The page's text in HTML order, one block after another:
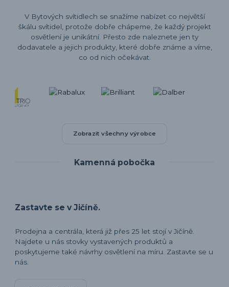
V Bytových svítidlech se snažíme nabízet co největší
škálu svítidel, protože dobře chápeme, že každý projekt
osvětlení je unikátní. Přesto zde naleznete jen ty
dodavatele a jejich produkty, které dobře známe a víme,
co od nich očekávat.
Zobrazit všechny výrobce
Kamenná pobočka
Zastavte se v Jičíně.
Prodejna a centrála, která již přes 25 let stojí v Jičíně.
Najdete u nás stovky vystavených produktů a
poskytujeme také návrhy osvětlení na míru. Zastavte se u
nás.